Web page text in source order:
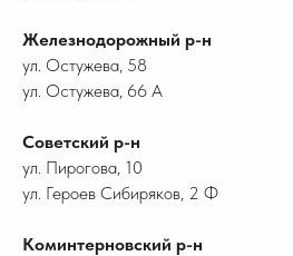
Железнодорожный р-н
ул. Остужева, 58
ул. Остужева, 66 А
Советский р-н
ул. Пирогова, 10
ул. Героев Сибиряков, 2 Ф
Коминтерновский р-н